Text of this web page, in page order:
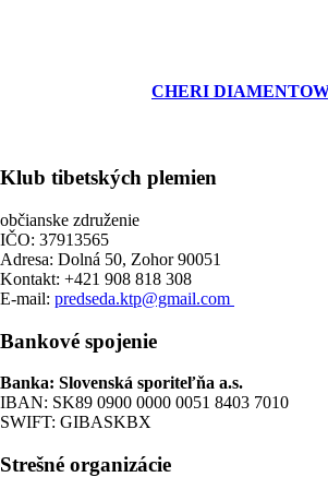
CHERI
Klub tibetských plemien
občianske združenie
IČO: 37913565
Adresa: Dolná 50, Zohor 90051
Kontakt: +421 908 818 308
E-mail: predseda.ktp@gmail.com
Bankové spojenie
Banka: Slovenská sporiteľňa a.s.
IBAN: SK89 0900 0000 0051 8403 7010
SWIFT: GIBASKBX
Strešné organizácie